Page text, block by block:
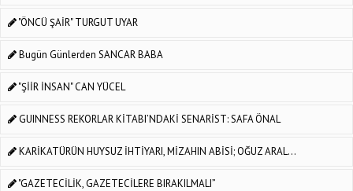
"ÖNCÜ ŞAİR" TURGUT UYAR
Bugün Günlerden SANCAR BABA
"ŞİİR İNSAN" CAN YÜCEL
GUINNESS REKORLAR KİTABI’NDAKİ SENARİST: SAFA ÖNAL
KARİKATÜRÜN HUYSUZ İHTİYARI, MİZAHIN ABİSİ; OĞUZ ARAL...
"GAZETECİLİK, GAZETECİLERE BIRAKILMALI”